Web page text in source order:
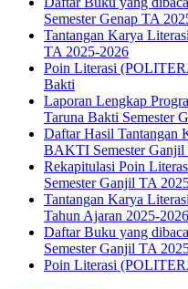
Semester Genap TA
Tantangan Karya
TA 2025-2026
Poin Literasi
Bakti
Laporan Lengkap
Taruna Bakti Semester
Daftar Hasil Tantangan
BAKTI Semester Ganjil
Rekapitulasi Poin
Semester Ganjil TA
Tantangan Karya
Tahun Ajaran 2025-2026
Daftar Buku yang
Semester Ganjil TA
Poin Literasi